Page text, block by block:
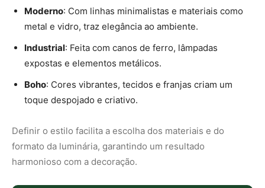
Moderno: Com linhas minimalistas e materiais como
metal e vidro, traz elegância ao ambiente.
Industrial: Feita com canos de ferro, lâmpadas
expostas e elementos metálicos.
Boho: Cores vibrantes, tecidos e franjas criam um
toque despojado e criativo.
Definir o estilo facilita a escolha dos materiais e do
formato da luminária, garantindo um resultado
harmonioso com a decoração.